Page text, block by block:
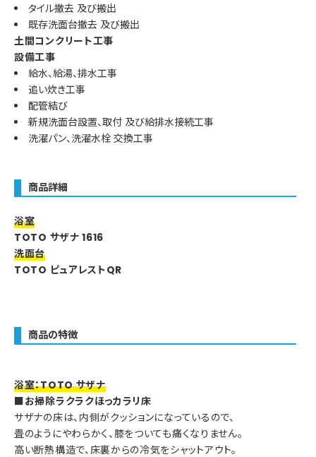
タイル撤去 及び搬出
既存洗面台撤去 及び搬出
土間コンクリート工事
設備工事
給水、給湯、排水工事
追い炊き工事
配管結び
新規洗面台設置、取付 及び給排水接続工事
洗濯パン、洗濯水栓 交換工事
商品詳細
浴室
TOTO サザナ 1616
洗面台
TOTO ピュアレストQR
商品の特徴
浴室：TOTO サザナ
■お掃除ラクラクほっカラリ床
サザナの床は、内側がクッションになっているので、
畳のようにやわらかく、膝をついても痛くなりません。
高い断熱構造で、床裏からの冷気をシャットアウト。